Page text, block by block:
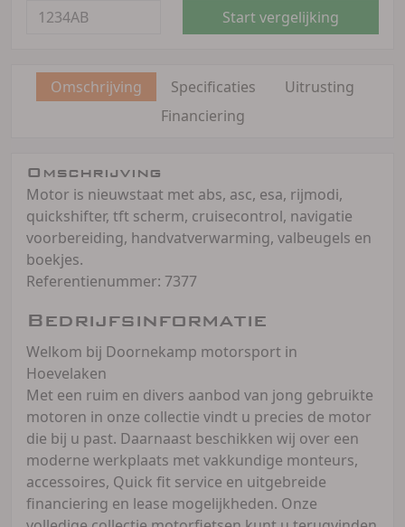
Start vergelijking
Omschrijving Specificaties
Uitrusting
Financiering
Omschrijving
Motor is nieuwstaat met abs, asc, esa, rijmodi,
quickshifter, tft scherm, cruisecontrol, navigatie
voorbereiding, handvatverwarming, valbeugels en
boekjes.
Referentienummer: 7377
Bedrijfsinformatie
Welkom bij Doornekamp motorsport in
Hoevelaken
Met een ruim en divers aanbod van jong gebruikte
motoren in onze collectie vindt u precies de motor
die bij u past. Daarnaast beschikken wij over een
moderne werkplaats met vakkundige monteurs,
accessoires, Quick fit service en uitgebreide
financiering en lease mogelijkheden. Onze